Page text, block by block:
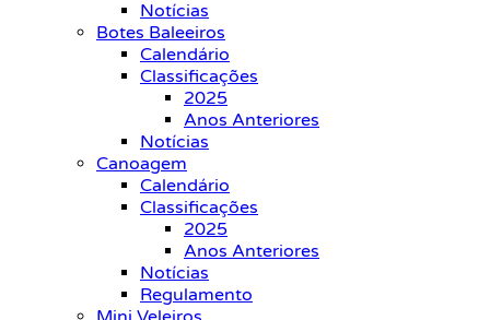
Notícias
Botes Baleeiros
Calendário
Classificações
2025
Anos Anteriores
Notícias
Canoagem
Calendário
Classificações
2025
Anos Anteriores
Notícias
Regulamento